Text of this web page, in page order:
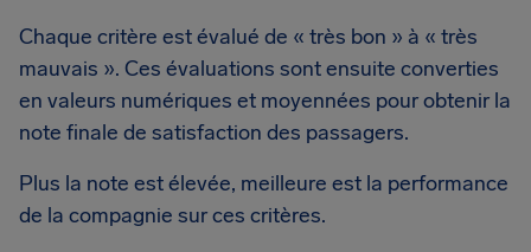
Chaque critère est évalué de « très bon » à « très
mauvais ». Ces évaluations sont ensuite converties
en valeurs numériques et moyennées pour obtenir la
note finale de satisfaction des passagers.
Plus la note est élevée, meilleure est la performance
de la compagnie sur ces critères.